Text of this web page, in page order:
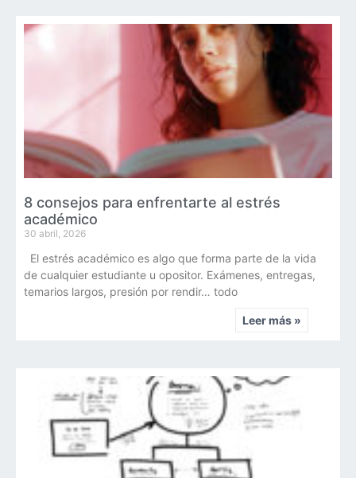
8 consejos para enfrentarte al estrés
académico
30 abril, 2026
El estrés académico es algo que forma parte de la vida
de cualquier estudiante u opositor. Exámenes, entregas,
temarios largos, presión por rendir… todo
Leer más »